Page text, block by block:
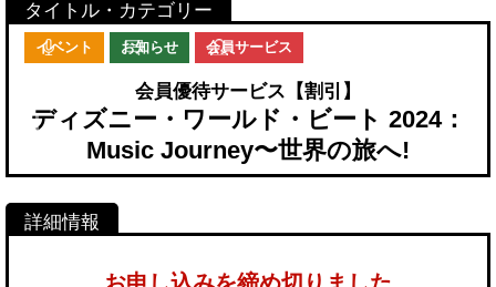
イベント お知らせ 会員サービス
会員優待サービス【割引】
ディズニー・ワールド・ビート 2024：
Music Journey〜世界の旅へ!